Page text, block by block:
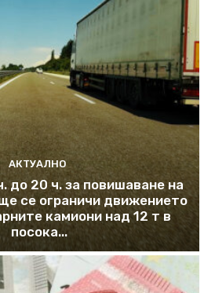
АКТУАЛНО
до 20 ч. за повишаване на
се ограничи движението
камиони над 12 т в
посока...